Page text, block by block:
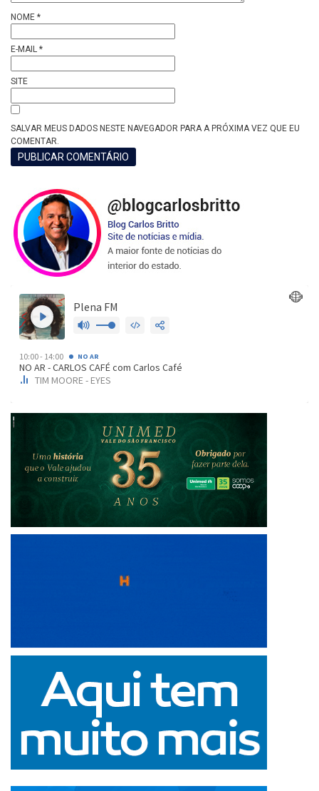
NOME *
E-MAIL *
SITE
SALVAR MEUS DADOS NESTE NAVEGADOR PARA A PRÓXIMA VEZ QUE EU
COMENTAR.